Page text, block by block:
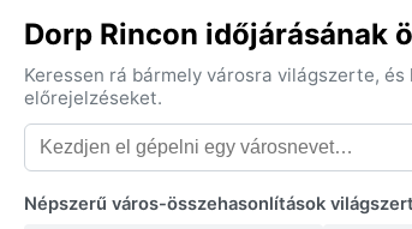
Dorp Rincon időjárásának
Keressen rá bármely városra világszerte,
előrejelzéseket.
Népszerű város-összehasonlítások